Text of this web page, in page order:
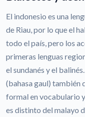
El indonesio es una
de Riau, por lo que el
todo el país, pero los
primeras lenguas
el sundanés y el
(bahasa gaul) también
formal en vocabulario
es distinto del malayo